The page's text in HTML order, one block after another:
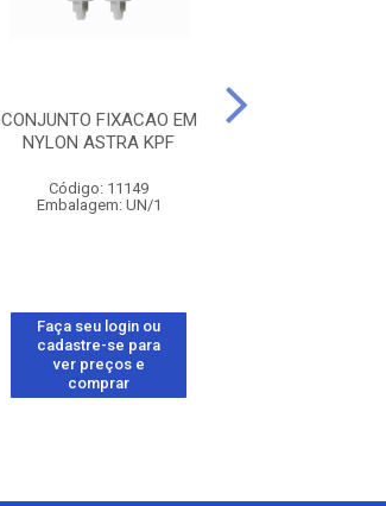
CONJUNTO FIXACAO EM
NYLON ASTRA KPF
Código: 11149
Embalagem: UN/1
Faça seu login ou
cadastre-se para
ver preços e
comprar